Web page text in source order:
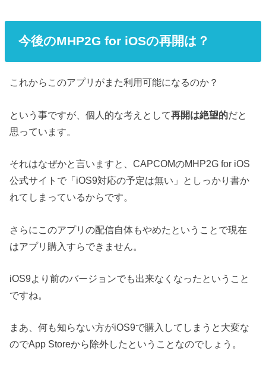
今後のMHP2G for iOSの再開は？
これからこのアプリがまた利用可能になるのか？
という事ですが、個人的な考えとして再開は絶望的だと
思っています。
それはなぜかと言いますと、CAPCOMのMHP2G for iOS
公式サイトで「iOS9対応の予定は無い」としっかり書か
れてしまっているからです。
さらにこのアプリの配信自体もやめたということで現在
はアプリ購入すらできません。
iOS9より前のバージョンでも出来なくなったということ
ですね。
まあ、何も知らない方がiOS9で購入してしまうと大変な
のでApp Storeから除外したということなのでしょう。